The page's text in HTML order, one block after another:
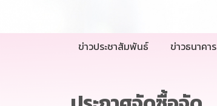
ข่าวประชาสัมพันธ์ ข่าวธนาคาร